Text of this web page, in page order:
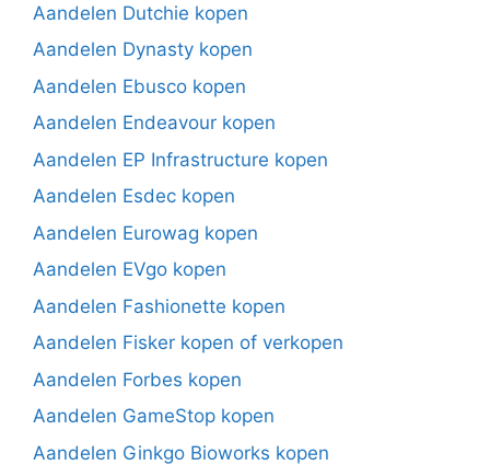
Aandelen Dutchie kopen
Aandelen Dynasty kopen
Aandelen Ebusco kopen
Aandelen Endeavour kopen
Aandelen EP Infrastructure kopen
Aandelen Esdec kopen
Aandelen Eurowag kopen
Aandelen EVgo kopen
Aandelen Fashionette kopen
Aandelen Fisker kopen of verkopen
Aandelen Forbes kopen
Aandelen GameStop kopen
Aandelen Ginkgo Bioworks kopen